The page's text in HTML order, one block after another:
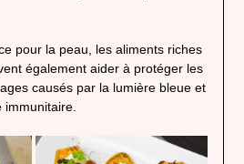
pour la peau, les aliments riches
également aider à protéger les
causés par la lumière bleue et